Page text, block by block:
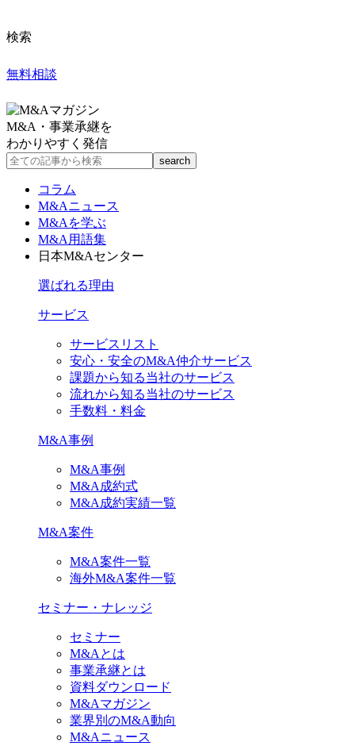
検索
無料相談
M&A・事業承継を
わかりやすく発信
コラム
M&Aニュース
M&Aを学ぶ
M&A用語集
日本M&Aセンター
選ばれる理由
サービス
サービスリスト
安心・安全のM&A仲介サービス
課題から知る当社のサービス
流れから知る当社のサービス
手数料・料金
M&A事例
M&A事例
M&A成約式
M&A成約実績一覧
M&A案件
M&A案件一覧
海外M&A案件一覧
セミナー・ナレッジ
セミナー
M&Aとは
事業承継とは
資料ダウンロード
M&Aマガジン
業界別のM&A動向
M&Aニュース